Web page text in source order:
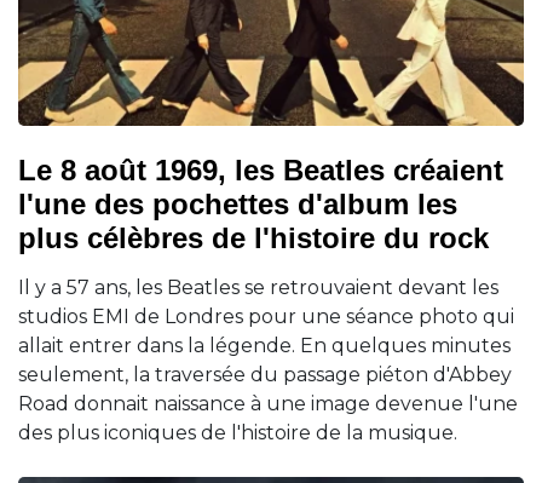
Le 8 août 1969, les Beatles créaient
l'une des pochettes d'album les
plus célèbres de l'histoire du rock
Il y a 57 ans, les Beatles se retrouvaient devant les
studios EMI de Londres pour une séance photo qui
allait entrer dans la légende. En quelques minutes
seulement, la traversée du passage piéton d'Abbey
Road donnait naissance à une image devenue l'une
des plus iconiques de l'histoire de la musique.